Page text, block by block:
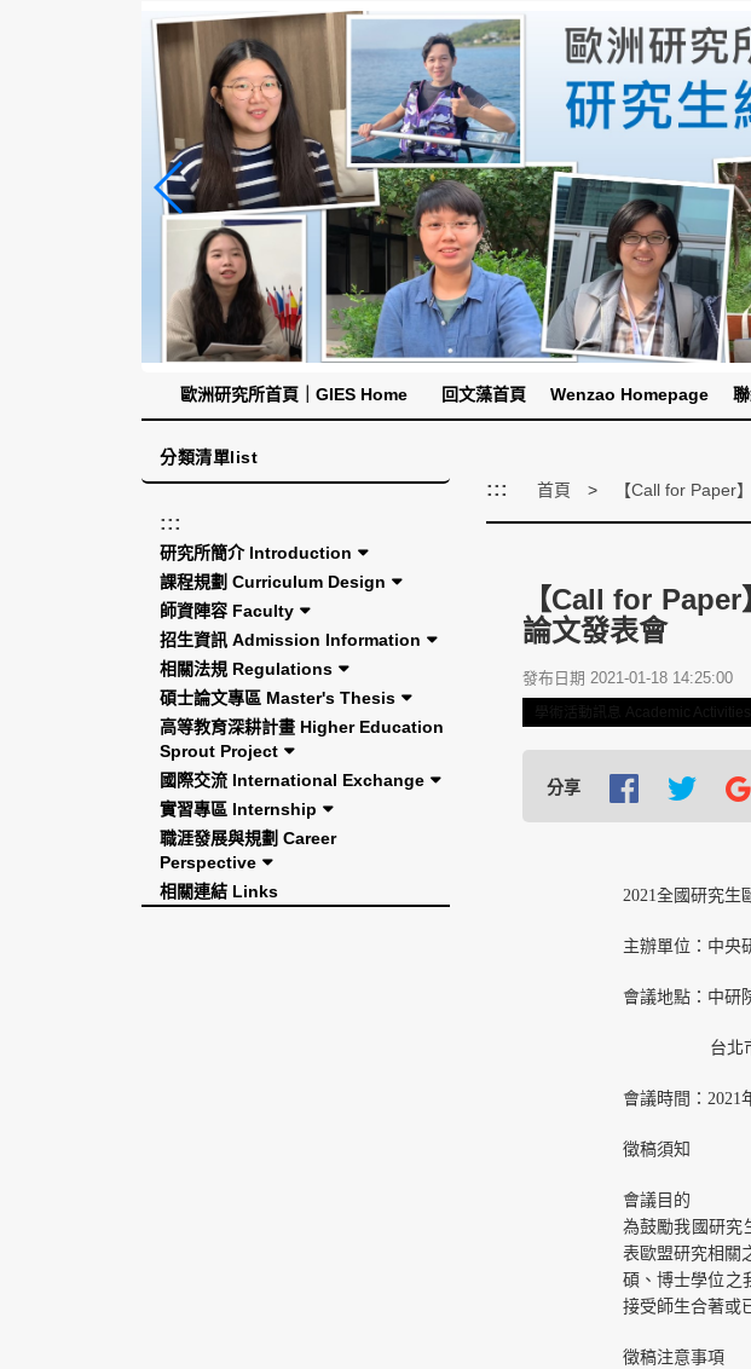
歐洲研究所首頁｜GIES Home 回文藻首頁 Wenzao Homepage
分類清單list
:::
研究所簡介 Introduction
課程規劃 Curriculum Design
師資陣容 Faculty
招生資訊 Admission Information
相關法規 Regulations
碩士論文專區 Master's Thesis
高等教育深耕計畫 Higher Education
Sprout Project
國際交流 International Exchange
實習專區 Internship
職涯發展與規劃 Career
Perspective
相關連結 Links
::: 首頁
【Call for
論文發表會
發布日期 2021-01-18 14:25:00
學術活動訊息 Academic Activities
分享
2021全國研
主辦單位：中央
會議地點：中研
台北市南港
會議時間：2021
徵稿須知
會議目的
為鼓勵我國研究
表歐盟研究相關
碩、博士學位之
接受師生合著或
徵稿注意事項